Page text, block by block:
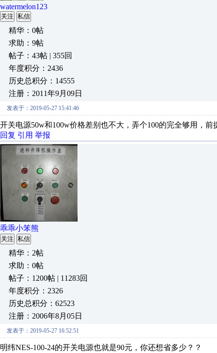
watermelon123
关注 私信
精华：0帖
求助：9帖
帖子：43帖 | 355回
年度积分：2436
历史总积分：14555
注册：2011年9月09日
发表于：2019-05-27 15:41:46
开关电源50w和100w价格差别也不大，弄个100的完全够用，前
回复 引用 举报
乖乖小笨熊
关注 私信
精华：2帖
求助：0帖
帖子：1200帖 | 11283回
年度积分：2326
历史总积分：62523
注册：2006年8月05日
发表于：2019-05-27 16:52:51
明纬NES-100-24的开关电源也就是90元，你还想省多少？？